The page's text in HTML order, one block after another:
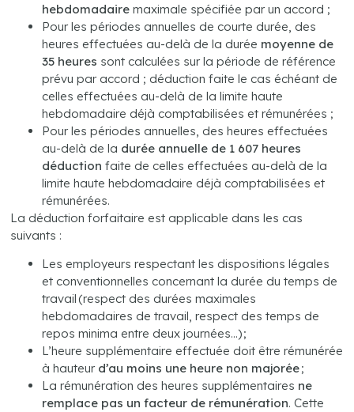
hebdomadaire maximale spécifiée par un accord ;
Pour les périodes annuelles de courte durée, des
heures effectuées au-delà de la durée moyenne de
35 heures sont calculées sur la période de référence
prévu par accord ; déduction faite le cas échéant de
celles effectuées au-delà de la limite haute
hebdomadaire déjà comptabilisées et rémunérées ;
Pour les périodes annuelles, des heures effectuées
au-delà de la durée annuelle de 1 607 heures
déduction faite de celles effectuées au-delà de la
limite haute hebdomadaire déjà comptabilisées et
rémunérées.
La déduction forfaitaire est applicable dans les cas
suivants :
Les employeurs respectant les dispositions légales
et conventionnelles concernant la durée du temps de
travail (respect des durées maximales
hebdomadaires de travail, respect des temps de
repos minima entre deux journées…) ;
L’heure supplémentaire effectuée doit être rémunérée
à hauteur d’au moins une heure non majorée;
La rémunération des heures supplémentaires ne
remplace pas un facteur de rémunération. Cette